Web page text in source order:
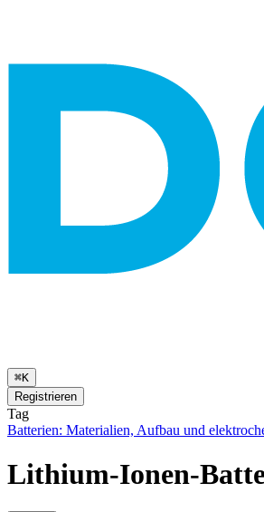
⌘K
Registrieren
Tag
Batterien: Materialien, Aufbau und
Lithium-Ionen-